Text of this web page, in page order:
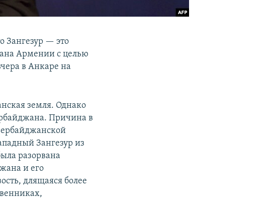
Зангезур — это
Армении с целью
в Анкаре на
земля. Однако
Причина в
Зангезур из
разорвана
и его
длящаяся более